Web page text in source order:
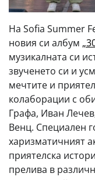
На Sofia Summer
новия си албум
музикалната си
звученето си и
мечтите и
колаборации с
Графа, Иван
Венц. Специален
харизматичният
приятелска
прелива в